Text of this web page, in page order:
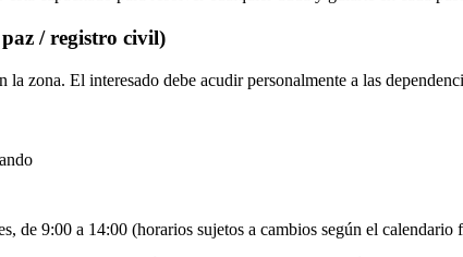
/ registro civil)
zona. El interesado debe acudir personalmente a las
de 9:00 a 14:00 (horarios sujetos a cambios según el calendario